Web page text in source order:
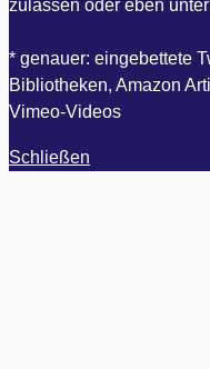
zulassen oder eben
* genauer: eingebettete
Bibliotheken, Amazon
Vimeo-Videos
Schließen